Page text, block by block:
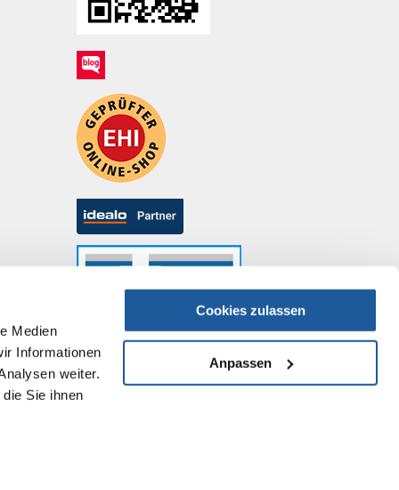
Medien
Informationen
weiter.
Sie ihnen
Cookies zulassen
Anpassen